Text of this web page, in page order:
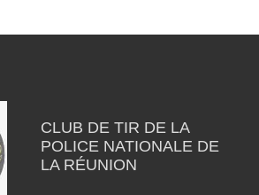
CLUB DE TIR DE LA
POLICE NATIONALE DE
LA RÉUNION